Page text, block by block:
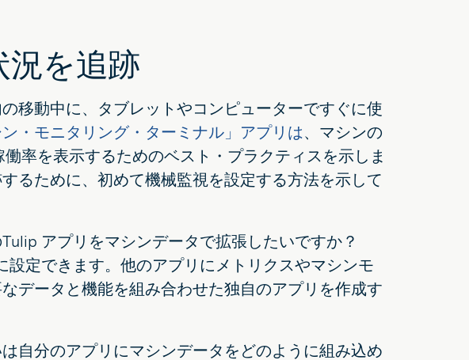
況を追跡
移動中に、タブレットやコンピューターですぐに使
・モニタリング・ターミナル」アプリは、マシンの
率を表示するためのベスト・プラクティスを示しま
るために、初めて機械監視を設定する方法を示して
アプリをマシンデータで拡張したいですか？
定できます。他のアプリにメトリクスやマシンモ
データと機能を組み合わせた独自のアプリを作成す
自分のアプリにマシンデータをどのように組み込め